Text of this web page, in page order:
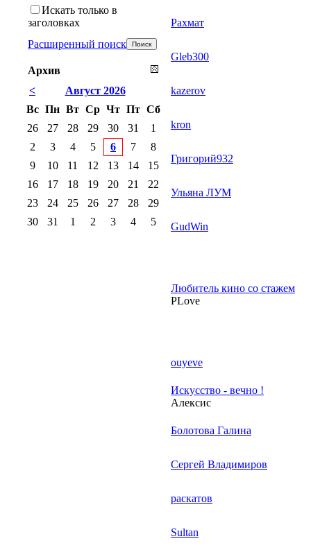
Рахмат
Gleb300
kazerov
kron
Григорий932
Ульяна ЛУМ
GudWin
Любитель кино со стажем
PLove
ouyeve
Искусство - вечно !
Алексис
Болотова Галина
Сергей Владимиров
раскатов
Sultan
Искать только в
заголовках
Расширенный поиск
Архив
<
Август 2026
Вс Пн Вт Ср Чт Пт Сб
26
27 28 29 30 31
1
2
3 4 5 6 7
8
9
10 11 12 13 14
15
16
17 18 19 20 21
22
23
24 25 26 27 28
29
30
31 1 2 3 4 5